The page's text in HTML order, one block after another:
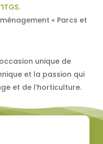
ITGS.
« Parcs et
unique de
et la passion qui
et de l’horticulture.